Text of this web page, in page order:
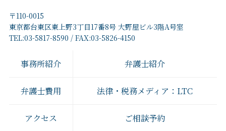
〒110-0015
東京都台東区東上野3丁目17番8号 大野屋ビル3階A号室
TEL:03-5817-8590 / FAX:03-5826-4150
事務所紹介 弁護士紹介
弁護士費用 法律・税務メディア：LTC
アクセス ご相談予約